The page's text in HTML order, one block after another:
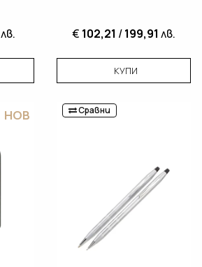
лв. € 102,21 /199,91 лв.
КУПИ
НОВ Сравни